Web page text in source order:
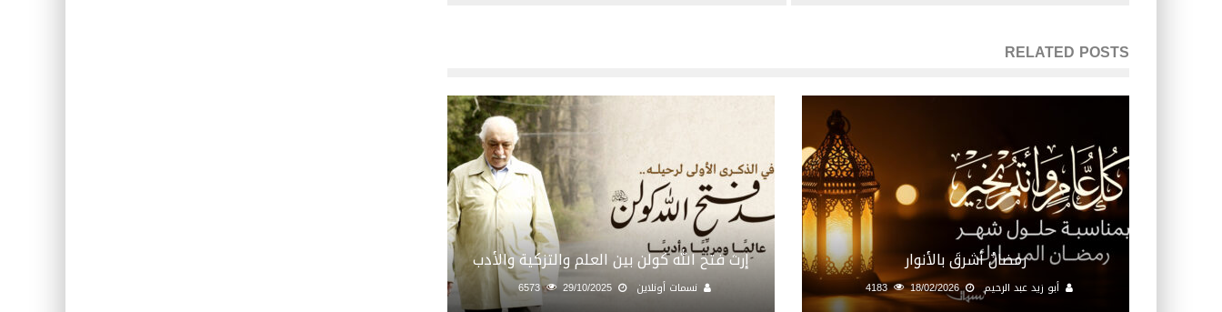
RELATED POSTS
رمضانُ أشرقَ بالأنوار
أبو زيد عبد الرحيم 18/02/2026
4183
إرث فتح الله كولن بين العلم والتزكية والأدب
نسمات أونلاين 29/10/2025
6573